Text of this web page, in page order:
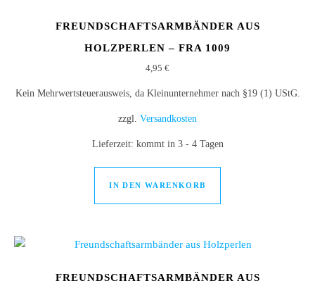
FREUNDSCHAFTSARMBÄNDER AUS
HOLZPERLEN – FRA 1009
4,95 €
Kein Mehrwertsteuerausweis, da Kleinunternehmer nach §19 (1) UStG.
zzgl. Versandkosten
Lieferzeit: kommt in 3 - 4 Tagen
IN DEN WARENKORB
FREUNDSCHAFTSARMBÄNDER AUS